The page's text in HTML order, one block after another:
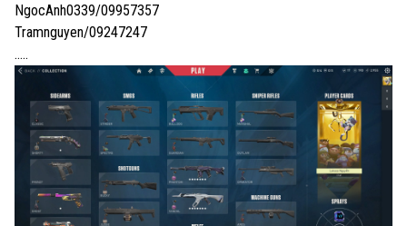
NgocAnh0339/09957357
Tramnguyen/09247247
…..